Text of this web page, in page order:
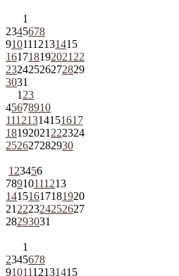
1
2345678
9101112131415
161718192021 22
23242526272829
3031
1 23
45678910
11121314151617
18192021 222324
252627282930
1 23456
78910111213
14151617181920
21 222324252627
28293031
1
2345678
9101112131415